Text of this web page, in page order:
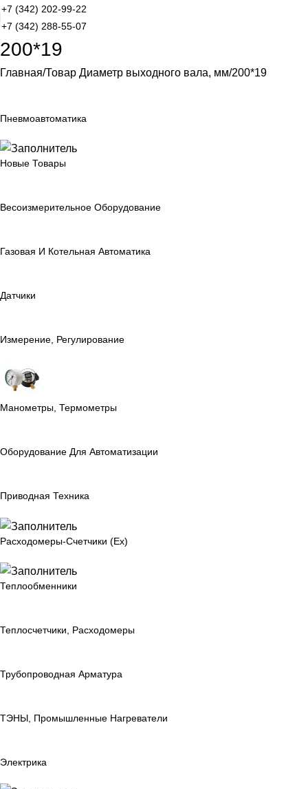
+7 (342) 202-99-22
+7 (342) 288-55-07
200*19
Главная Товар Диаметр выходного вала, мм 200*19
Пневмоавтоматика
Новые Товары
Весоизмерительное Оборудование
Газовая И Котельная Автоматика
Датчики
Измерение, Регулирование
Манометры, Термометры
Оборудование Для Автоматизации
Приводная Техника
Расходомеры-Счетчики (Ex)
Теплообменники
Теплосчетчики, Расходомеры
Трубопроводная Арматура
ТЭНЫ, Промышленные Нагреватели
Электрика